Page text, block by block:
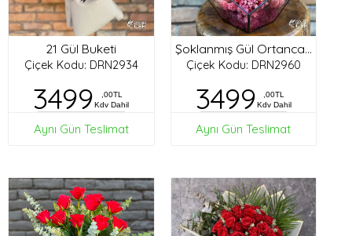
21 Gül Buketi
Çiçek Kodu: DRN2934
3499
,00TL
Kdv Dahil
Aynı Gün Teslimat
Şoklanmış Gül Ortanca Tasarım
Çiçek Kodu: DRN2960
3499
,00TL
Kdv Dahil
Aynı Gün Teslimat